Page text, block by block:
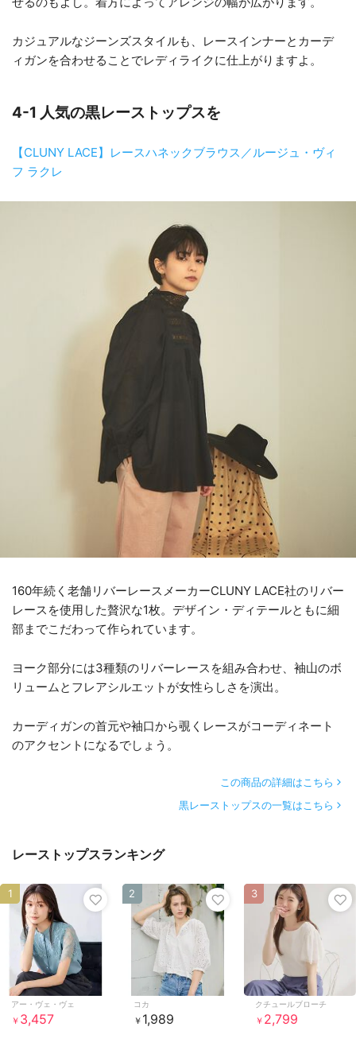
カジュアルなジーンズスタイルも、レースインナーとカーデ
ィガンを合わせることでレディライクに仕上がりますよ。
4-1 人気の黒レーストップスを
【CLUNY LACE】レースハネックブラウス／ルージュ・ヴィ
フ ラクレ
160年続く老舗リバーレースメーカーCLUNY LACE社のリバー
レースを使用した贅沢な1枚。デザイン・ディテールともに細
部までこだわって作られています。
ヨーク部分には3種類のリバーレースを組み合わせ、袖山のボ
リュームとフレアシルエットが女性らしさを演出。
カーディガンの首元や袖口から覗くレースがコーディネート
のアクセントになるでしょう。
この商品の詳細はこちら
黒レーストップスの一覧はこちら
レーストップスランキング
アー・ヴェ・ヴェ
￥ 3,457
1
コカ
￥ 1,989
2
クチュールブローチ
￥ 2,799
3